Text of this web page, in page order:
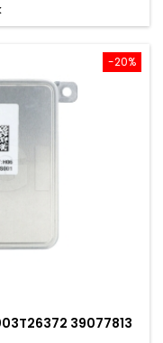
-20%
39077813